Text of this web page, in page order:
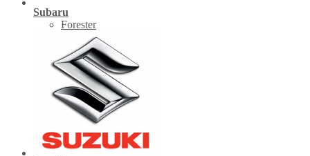
Subaru
Forester